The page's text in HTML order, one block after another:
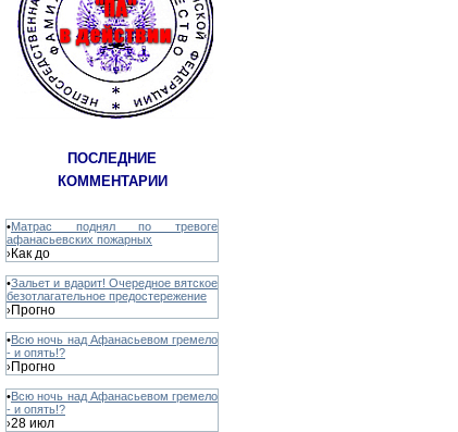
ПОСЛЕДНИЕ
КОММЕНТАРИИ
•Матрас поднял по тревоге
афанасьевских пожарных
›Как до
•Зальет и вдарит! Очередное вятское
безотлагательное предостережение
›Прогно
•Всю ночь над Афанасьевом гремело
- и опять!?
›Прогно
•Всю ночь над Афанасьевом гремело
- и опять!?
›28 июл